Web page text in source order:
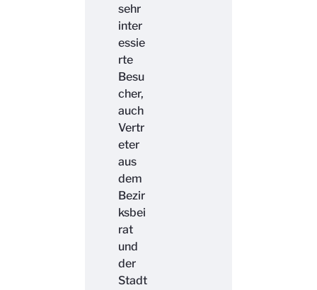
sehr
inter
essie
rte
Besu
cher,
auch
Vertr
eter
aus
dem
Bezir
ksbei
rat
und
der
Stadt